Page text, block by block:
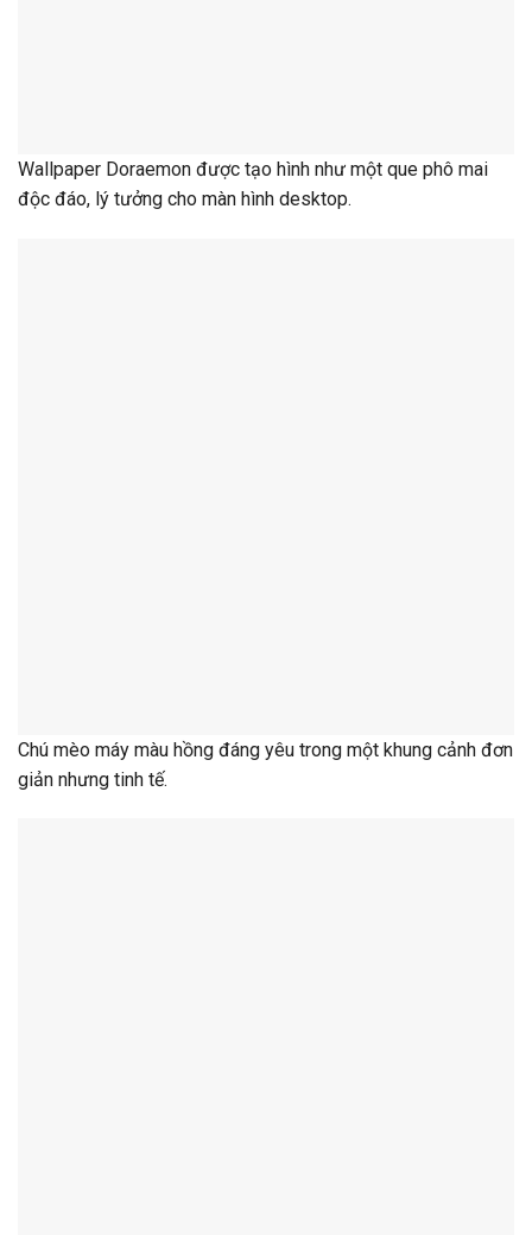
Wallpaper Doraemon được tạo hình như một que phô mai
độc đáo, lý tưởng cho màn hình desktop.
Chú mèo máy màu hồng đáng yêu trong một khung cảnh đơn
giản nhưng tinh tế.